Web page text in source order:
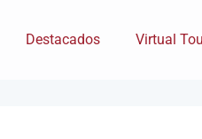
Destacados Virtual